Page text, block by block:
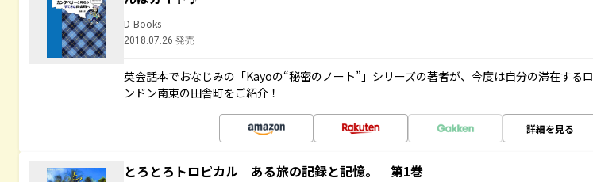
D-Books
2018.07.26 発売
英会話本でおなじみの「Kayoの“秘密のノート”」シリーズの著者が、今度は自分の滞在するロ
ンドン南東の田舎町をご紹介！
詳細を見る
とろとろトロピカル ある旅の記録と記憶。 第1巻